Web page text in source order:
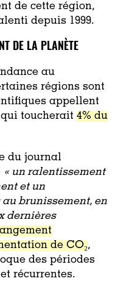
de cette région,
depuis 1999.
DE LA PLANÈTE
au
régions sont
appellent
qui toucherait 4% du
du journal
« un ralentissement
et un
brunissement, en
dernières
de CO₂,
des périodes
récurrentes.